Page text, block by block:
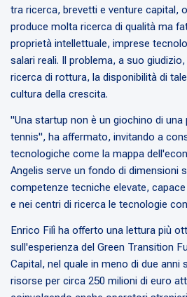
tra ricerca, brevetti e venture capital,
produce molta ricerca di qualità ma
proprietà intellettuale, imprese
salari reali. Il problema, a suo
ricerca di rottura, la disponibilità di
cultura della crescita.
"Una startup non è un giochino di
tennis", ha affermato, invitando a
tecnologiche come la mappa
Angelis serve un fondo di dimensioni
competenze tecniche elevate,
e nei centri di ricerca le tecnologie
Enrico Filì ha offerto una lettura più
sull'esperienza del Green Transition
Capital, nel quale in meno di due anni
risorse per circa 250 milioni di euro